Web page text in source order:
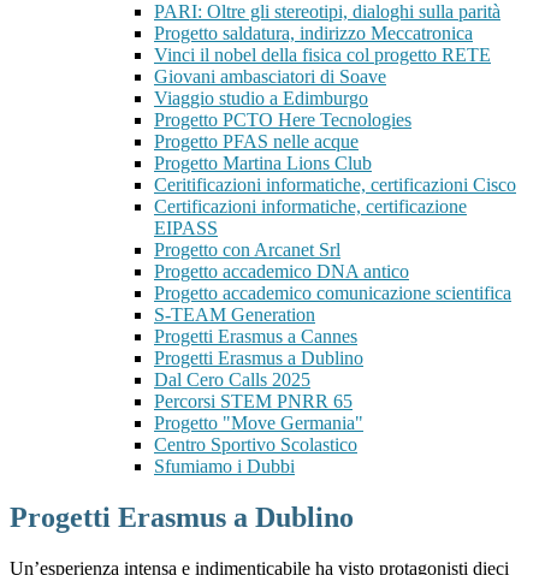
PARI: Oltre gli stereotipi, dialoghi sulla parità
Progetto saldatura, indirizzo Meccatronica
Vinci il nobel della fisica col progetto RETE
Giovani ambasciatori di Soave
Viaggio studio a Edimburgo
Progetto PCTO Here Tecnologies
Progetto PFAS nelle acque
Progetto Martina Lions Club
Ceritificazioni informatiche, certificazioni Cisco
Certificazioni informatiche, certificazione
EIPASS
Progetto con Arcanet Srl
Progetto accademico DNA antico
Progetto accademico comunicazione scientifica
S-TEAM Generation
Progetti Erasmus a Cannes
Progetti Erasmus a Dublino
Dal Cero Calls 2025
Percorsi STEM PNRR 65
Progetto "Move Germania"
Centro Sportivo Scolastico
Sfumiamo i Dubbi
Progetti Erasmus a Dublino
Un’esperienza intensa e indimenticabile ha visto protagonisti dieci